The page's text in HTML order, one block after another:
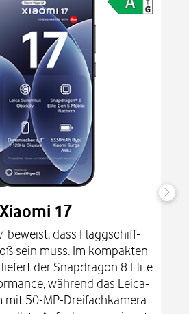
Xiaomi 17
beweist, dass Flaggschiff-
sein muss. Im kompakten
der Snapdragon 8 Elite
während das Leica-
mit 50-MP-Dreifachkamera